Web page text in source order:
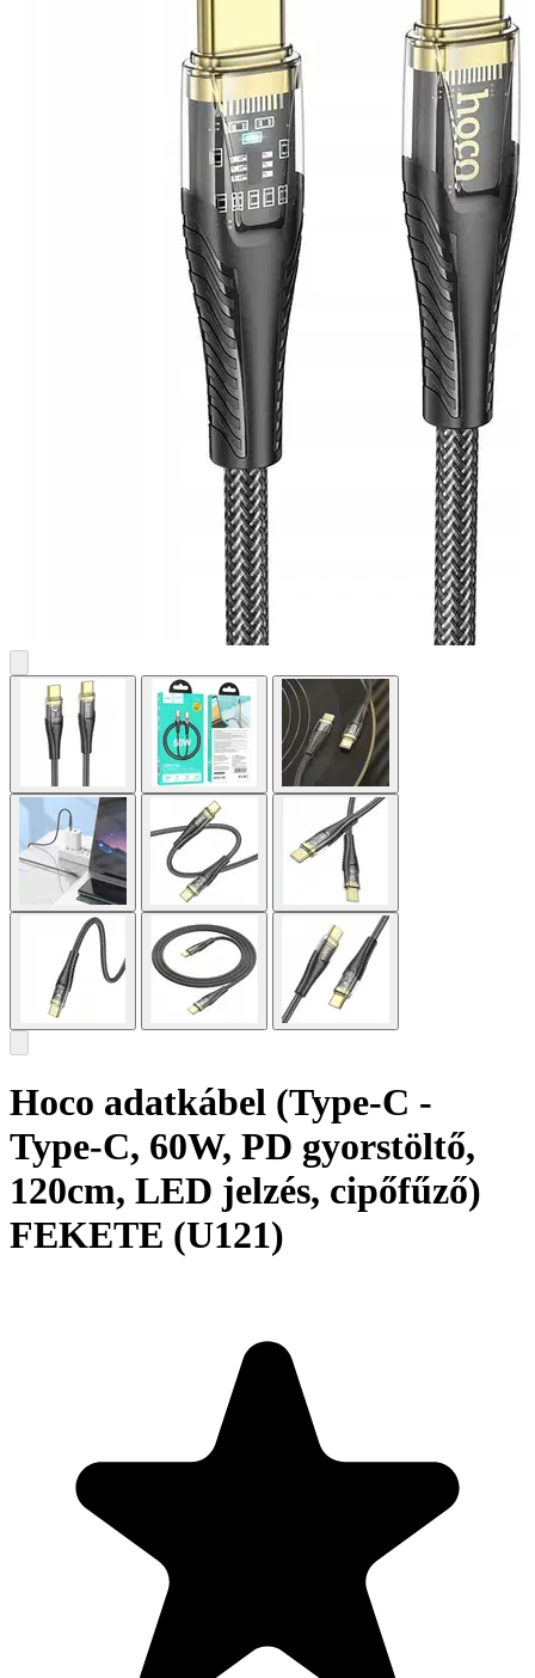
Hoco adatkábel (Type-C -
Type-C, 60W, PD gyorstöltő,
120cm, LED jelzés, cipőfűző)
FEKETE (U121)